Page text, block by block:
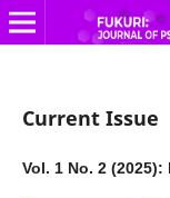
Current Issue
Vol. 1 No. 2